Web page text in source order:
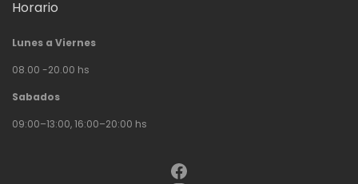
Horario
Lunes a Viernes
08.00 -20.00 hs
Sabados
09:00–13:00, 16:00–20:00 hs
Facebook